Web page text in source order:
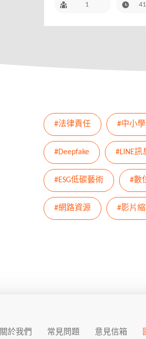
1
#法律責任 #中小
#Deepfake #LINE訊
#ESG低碳藝術 #數
#網路資源 #影片縮
關於我們 常見問題 意見信箱